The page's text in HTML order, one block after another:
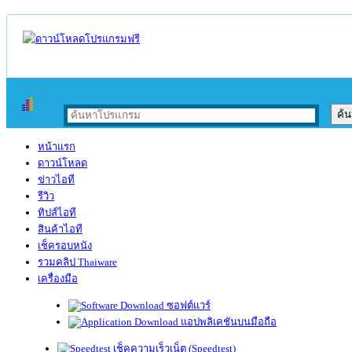
หน้าแรก
ดาวน์โหลด
ข่าวไอที
รีวิว
ทิปส์ไอที
สินค้าไอที
เช็ครอบหนัง
รวมคลิป Thaiware
เครื่องมือ
ซอฟต์แวร์
แอปพลิเคชันบนมือถือ
เช็คความเร็วเน็ต (Speedtest)